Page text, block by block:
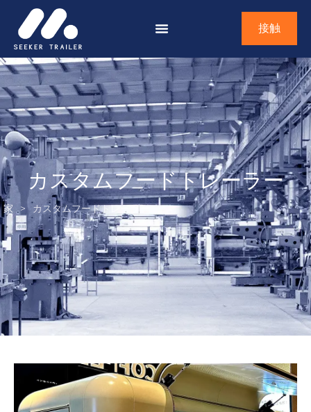
接触
カスタムフードトレーラー
家 > カスタムフードトレーラー